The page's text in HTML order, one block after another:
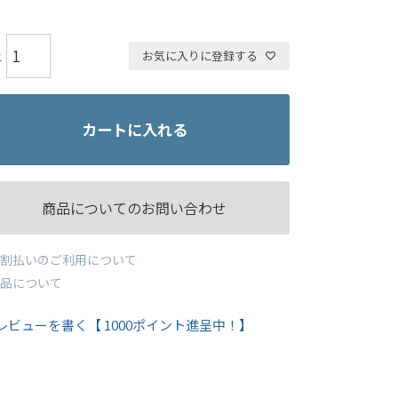
お気に入りに登録する
カートに入れる
商品についてのお問い合わせ
払いのご利用について
について
ビューを書く【 1000ポイント進呈中！】